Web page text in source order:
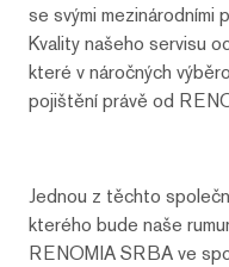
se svými mezinárodními
Kvality našeho servisu
které v náročných
pojištění právě od
Jednou z těchto
kterého bude naše
RENOMIA SRBA ve